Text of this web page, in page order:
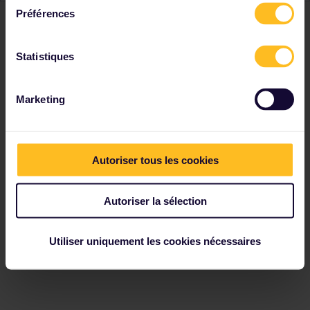
Préférences
Statistiques
Marketing
Autoriser tous les cookies
Autoriser la sélection
Utiliser uniquement les cookies nécessaires